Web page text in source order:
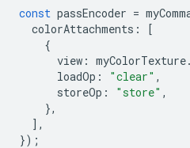
const passEncoder =
colorAttachments :
[
{
view : myColorTexture.
loadOp : "clear" ,
storeOp : "store" ,
},
],
});